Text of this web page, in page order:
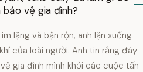
vệ gia đình?
lặng và bận rộn, anh lặn xuống
của loài người. Anh tin rằng đây
gia đình mình khỏi các cuộc tấn